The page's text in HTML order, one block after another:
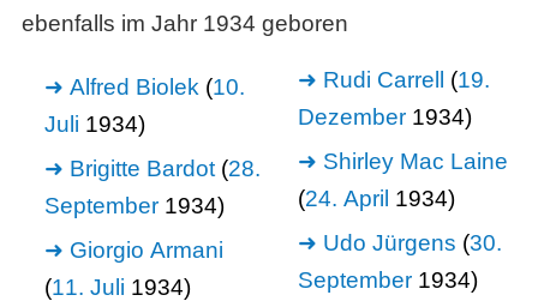
ebenfalls im Jahr 1934 geboren
Alfred Biolek (10.
Juli 1934)
Brigitte Bardot (28.
September 1934)
Giorgio Armani
(11. Juli 1934)
Rudi Carrell (19.
Dezember 1934)
Shirley Mac Laine
(24. April 1934)
Udo Jürgens (30.
September 1934)